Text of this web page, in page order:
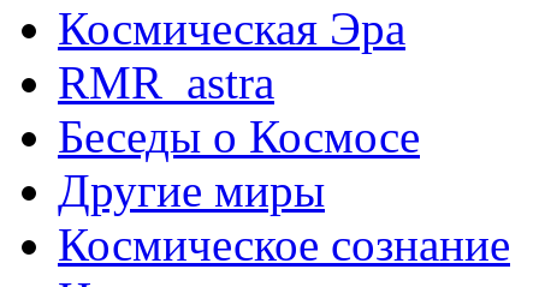
Космическая Эра
RMR_astra
Беседы о Космосе
Другие миры
Космическое сознание